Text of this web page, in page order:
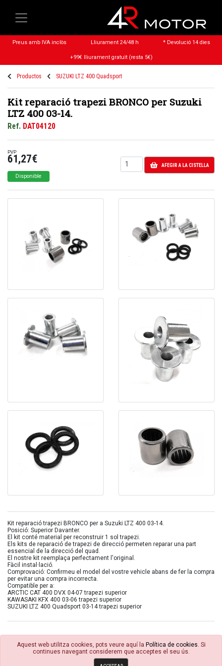
Preus amb IVA inclòs Lliurament 24/48 h * Devolució 14 dies
+99€ lliurament gratuït (resta 5€)
Productos SUZUKI LTZ 400 Quadsport
Kit reparació trapezi BRONCO per Suzuki
LTZ 400 03-14.
Ref. DAT04120
PVP
61,27€
Disponible
AFEGIR A LA CISTELLA
Kit reparació trapezi BRONCO per a Suzuki LTZ 400 03-14.
Posició: Superior Davanter.
El kit conté material per reconstruir 1 sol trapezi.
Els kits de reparació de trapezi de direcció permeten reparar una part
essencial de la direcció del quad.
El nostre kit reemplaça perfectament l'original.
Fàcil instal·lació.
Comprovació: Confirmeu el model del vostre vehicle abans de fer la compra
per evitar una compra incorrecta.
Compatible per a:
ARCTIC CAT 400 DVX 04-07 trapezi superior
KAWASAKI KFX 400 03-06 trapezi superior
SUZUKI LTZ 400 Quadsport 03-14 trapezi superior
Aquest web utilitza cookies, pots veure aquí la Política de cookies . Si
continues navegant considerem que acceptes el seu ús.